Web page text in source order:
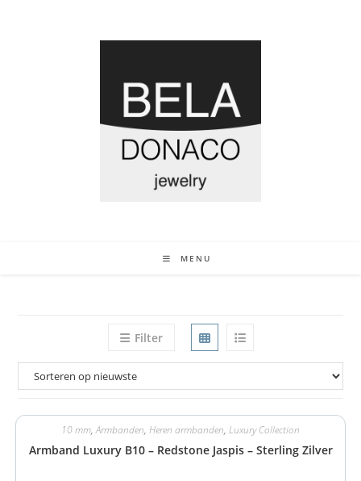
MENU
Filter
10 mm,Armbanden, Heren armbanden, Luxury Collection
Armband Luxury B10 – Redstone Jaspis – Sterling Zilver